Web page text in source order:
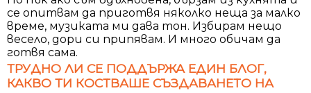
се опитвам да приготвя няколко неща за малко
време, музиката ми дава тон. Избирам нещо
весело, дори си припявам. И много обичам да
готвя сама.
ТРУДНО ЛИ СЕ ПОДДЪРЖА ЕДИН БЛОГ,
КАКВО ТИ КОСТВАШЕ СЪЗДАВАНЕТО НА